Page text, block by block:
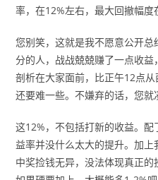
率，在12%左右，最大回撤幅度
您别笑，这就是我不愿意公开
分的人，战战兢兢赚了一点收
剖析在大家面前，比正午12点
还要难一些。不嫌弃的话，您就
这12%，不包括打新的收益。
益率并没什么太大的提升。加
中奖捡钱无异，没法体现真正的